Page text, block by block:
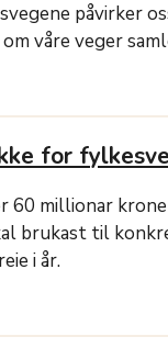
påvirker
våre veger
for
60 millionar
brukast til
i år.